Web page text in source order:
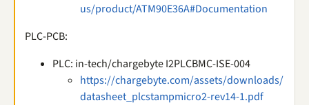
us/product/ATM90E36A#Documentation
PLC-PCB:
PLC: in-tech/chargebyte I2PLCBMC-ISE-004
https://chargebyte.com/assets/downloads/
datasheet_plcstampmicro2-rev14-1.pdf